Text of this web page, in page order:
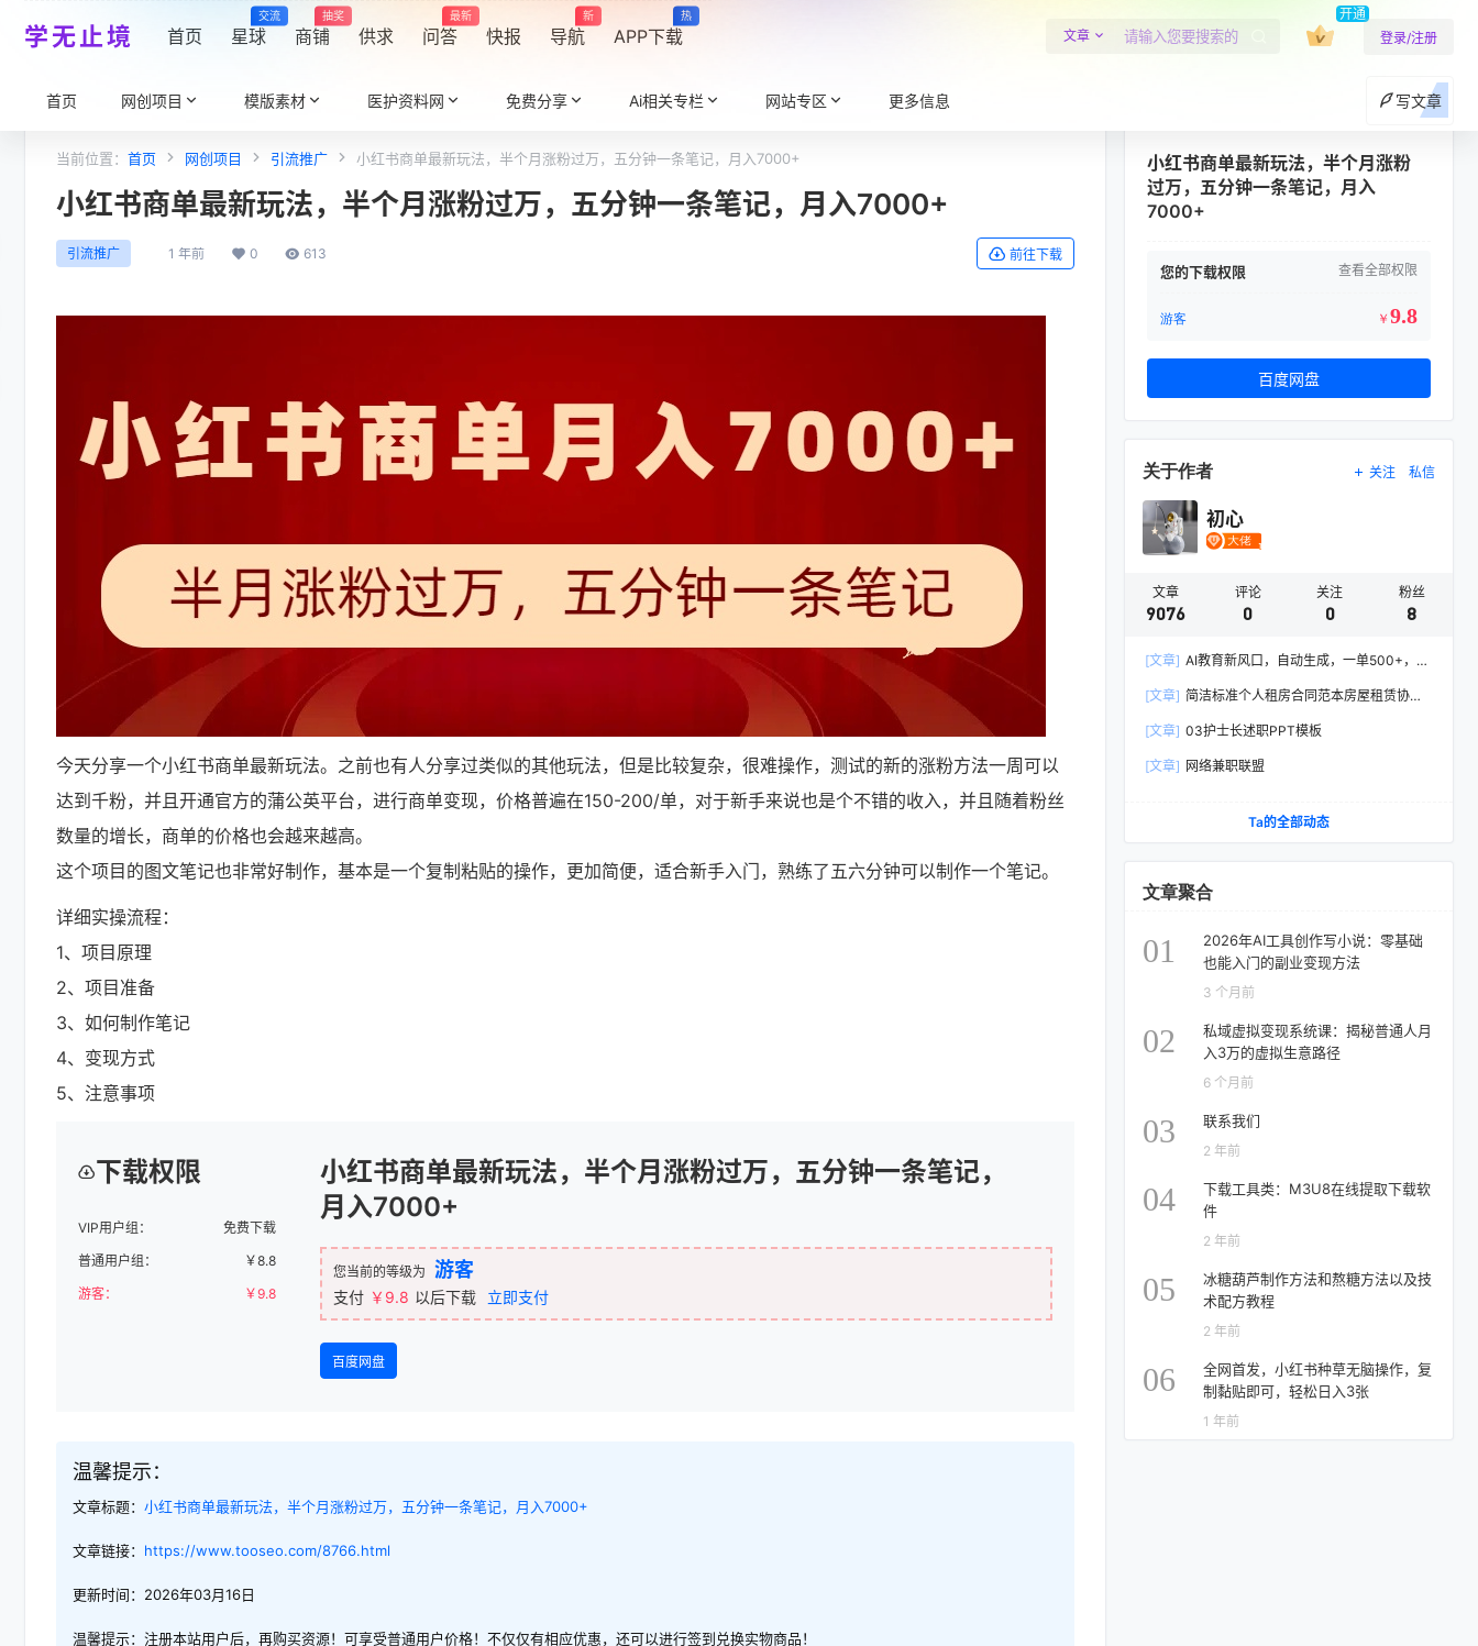
学无止境 首页 星球
交流
商铺
抽奖
供求 问答
最新
快报 导航
新
APP下载
热
文章
开通
登录/注册
首页 网创项目 模版素材 医护资料网 免费分享 Ai相关专栏 网站专区 更多信息 写文章
当前位置： 首页 网创项目 引流推广 小红书商单最新玩法，半个月涨粉过万，五分钟一条笔记，月入7000+
小红书商单最新玩法，半个月涨粉过万，五分钟一条笔记，月入7000+
引流推广 1 年前 0 613 前往下载
今天分享一个小红书商单最新玩法。之前也有人分享过类似的其他玩法，但是比较复杂，很难操作，测试的新的涨粉方法一周可以
达到千粉，并且开通官方的蒲公英平台，进行商单变现，价格普遍在150-200/单，对于新手来说也是个不错的收入，并且随着粉丝
数量的增长，商单的价格也会越来越高。
这个项目的图文笔记也非常好制作，基本是一个复制粘贴的操作，更加简便，适合新手入门，熟练了五六分钟可以制作一个笔记。
详细实操流程：
1、项目原理
2、项目准备
3、如何制作笔记
4、变现方式
5、注意事项
下载权限
VIP用户组：
免费下载
普通用户组：
￥8.8
游客：
￥9.8
小红书商单最新玩法，半个月涨粉过万，五分钟一条笔记，
月入7000+
您当前的等级为 游客
支付 ￥9.8 以后下载 立即支付
百度网盘
温馨提示：
文章标题： 小红书商单最新玩法，半个月涨粉过万，五分钟一条笔记，月入7000+
文章链接： https://www.tooseo.com/8766.html
更新时间：2026年03月16日
温馨提示：注册本站用户后，再购买资源！可享受普通用户价格！不仅仅有相应优惠，还可以进行签到兑换实物商品！
小红书商单最新玩法，半个月涨粉
过万，五分钟一条笔记，月入
7000+
您的下载权限 查看全部权限
游客 ￥ 9.8
百度网盘
关于作者 关注 私信
初心
文章
9076
评论
0
关注
0
粉丝
8
[文章] AI教育新风口，自动生成，一单500+，月
[文章] 简洁标准个人租房合同范本房屋租赁协议
[文章] 03护士长述职PPT模板
[文章] 网络兼职联盟
Ta的全部动态
文章聚合
01
2026年AI工具创作写小说：零基础
也能入门的副业变现方法
3 个月前
02
私域虚拟变现系统课：揭秘普通人月
入3万的虚拟生意路径
6 个月前
03 联系我们
2 年前
04
下载工具类：M3U8在线提取下载软
件
2 年前
05
冰糖葫芦制作方法和熬糖方法以及技
术配方教程
2 年前
06
全网首发，小红书种草无脑操作，复
制黏贴即可，轻松日入3张
1 年前